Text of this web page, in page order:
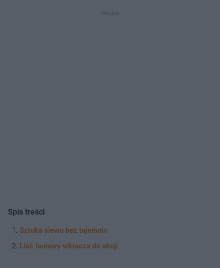
Spis treści
Sztuka siewu bez tajemnic
Liść laurowy wkracza do akcji